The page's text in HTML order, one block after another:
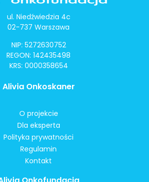
ul. Niedźwiedzia 4c
02-737 Warszawa
NIP: 5272630752
REGON: 142435498
KRS: 0000358654
Alivia Onkoskaner
O projekcie
Dla eksperta
Polityka prywatności
Regulamin
Kontakt